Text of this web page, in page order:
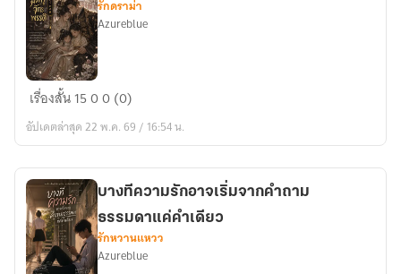
ร้าย
ตกหลุม
รัก
ใต้
มังกร
รักดราม่า
Azureblue
เรื่องสั้น1500 (0)
อัปเดตล่าสุด 22 พ.ค. 69 / 16:54 น.
บางทีความรักอาจเริ่มจากคำถาม
ธรรมดาแค่คำเดียว
รักหวานแหวว
Azureblue